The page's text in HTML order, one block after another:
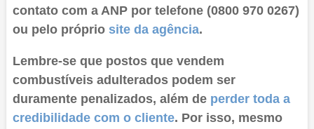
contato com a ANP por telefone (0800 970 0267)
ou pelo próprio site da agência.
Lembre-se que postos que vendem
combustíveis adulterados podem ser
duramente penalizados, além de perder toda a
credibilidade com o cliente. Por isso, mesmo